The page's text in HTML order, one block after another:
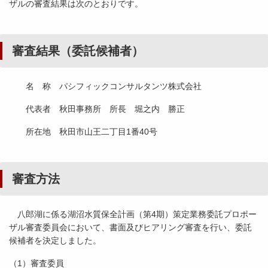
ザルの審査結果は次のとおりです。
審査結果（委託候補者）
名 称 パシフィックコンサルタンツ株式会社
代表者 秋田事務所 所長 堀之内 勝正
所在地 秋田市山王二丁目1番40号
審査方法
八郎湖に係る湖沼水質保全計画（第4期）策定業務委託プロポー
ザル審査委員会において、書面及びヒアリング審査を行い、委託
候補者を決定しました。
（1）審査委員